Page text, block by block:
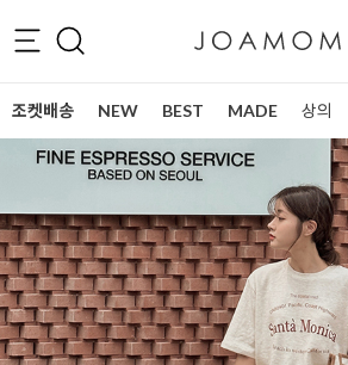
조켓배송 NEW BEST MADE 상의